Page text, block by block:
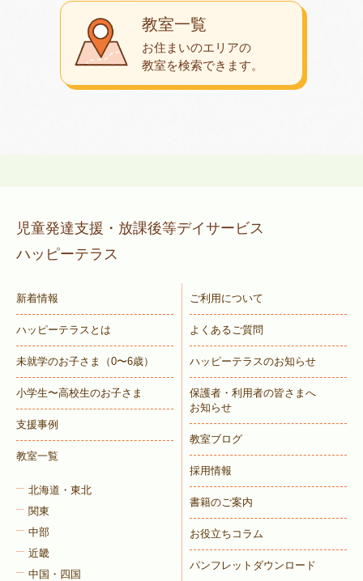
教室一覧
お住まいのエリアの
教室を検索できます。
児童発達支援・放課後等デイサービス
ハッピーテラス
新着情報
ハッピーテラスとは
未就学のお子さま （0〜6歳）
小学生〜高校生のお子さま
支援事例
教室一覧
北海道・東北
関東
中部
近畿
中国・四国
ご利用について
よくあるご質問
ハッピーテラスのお知らせ
保護者・利用者の皆さまへ
お知らせ
教室ブログ
採用情報
書籍のご案内
お役立ちコラム
パンフレットダウンロード